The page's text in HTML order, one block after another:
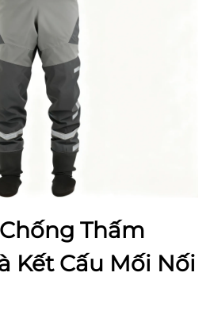
Thấm
Kết Cấu Mối Nối